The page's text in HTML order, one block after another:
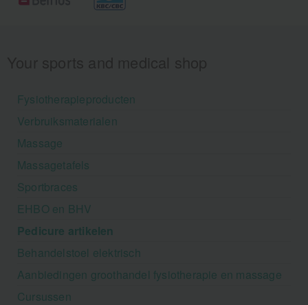
Fysiotherapieproducten
Verbruiksmaterialen
Massage
Massagetafels
Sportbraces
EHBO en BHV
Pedicure artikelen
Behandelstoel elektrisch
Aanbiedingen groothandel fysiotherapie en massage
Cursussen